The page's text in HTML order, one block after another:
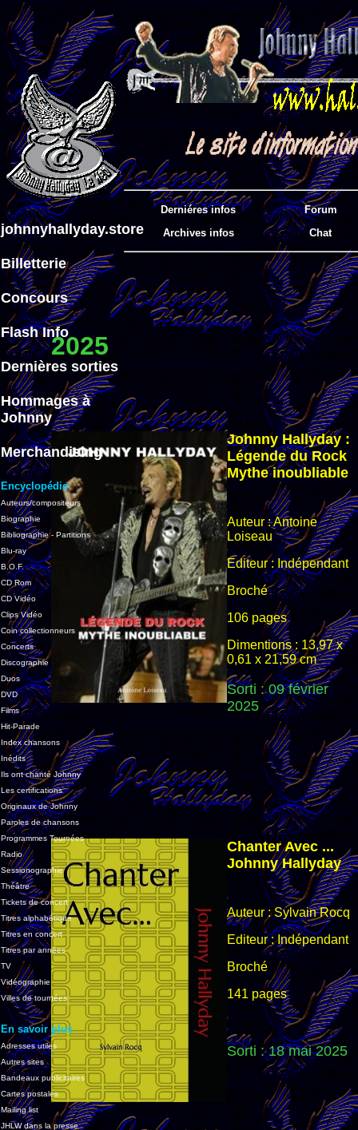
Derniéres infos
Forum
Archives infos
Chat
johnnyhallyday.store
Billetterie
Concours
Flash Info
Dernières sorties
Hommages à
Johnny
Merchandising
Encyclopédie
Auteurs/compositeurs
Biographie
Bibliographie - Partitions
Blu-ray
B.O.F.
CD Rom
CD Vidéo
Clips Vidéo
Coin collectionneurs
Concerts
Discographie
Duos
DVD
Films
Hit-Parade
Index chansons
Inédits
Ils ont chanté Johnny
Les certifications
Originaux de Johnny
Paroles de chansons
Programmes Tournées
Radio
Sessionographie
Théâtre
Tickets de concert
Titres alphabétique
Titres en concert
Titres par années
TV
Vidéographie
Villes de tournées
En savoir plus
Adresses utiles
Autres sites
Bandeaux publicitaires
Cartes postales
Mailing list
JHLW dans la presse
2025
Johnny Hallyday:
Légende du Rock
Mythe inoubliable
Auteur : Antoine
Loiseau
Editeur : Indépendant
Broché
106 pages
Dimentions : 13,97 x
0,61 x 21,59 cm
Sorti : 09 février
2025
Chanter Avec ...
Johnny Hallyday
Auteur : Sylvain Rocq
Editeur : Indépendant
Broché
141 pages
Sorti : 18 mai 2025